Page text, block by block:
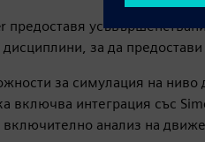
предоставя
за да
за симулация на
включва интеграция със
анализ на